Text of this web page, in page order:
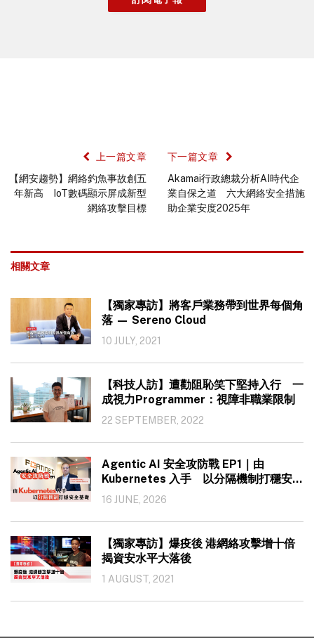
上一篇文章
【網安趨勢】網絡釣魚事故創五
年新高 IoT數碼顯示屏成新型
網絡攻擊目標
下一篇文章
Akamai行政總裁分析AI時代企
業自保之道 六大網絡安全措施
助企業安度2025年
相關文章
【獨家專訪】將客戶業務帶到世界每個角
落 — Sereno Cloud
10 JULY, 2021
【科技人訪】遭勸阻恥笑下堅持入行 一
成視力Programmer：視障非職業限制
22 SEPTEMBER, 2022
Agentic AI 安全攻防戰 EP1｜由
Kubernetes 入手 以分隔機制打穩安全
基礎
16 JUNE, 2026
【獨家專訪】爆疫後 港網絡攻擊增十倍
揭資安水平大落後
1 AUGUST, 2021